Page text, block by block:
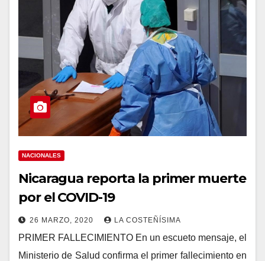
NACIONALES
Nicaragua reporta la primer muerte
por el COVID-19
26 MARZO, 2020 LA COSTEÑÍSIMA
PRIMER FALLECIMIENTO En un escueto mensaje, el
Ministerio de Salud confirma el primer fallecimiento en